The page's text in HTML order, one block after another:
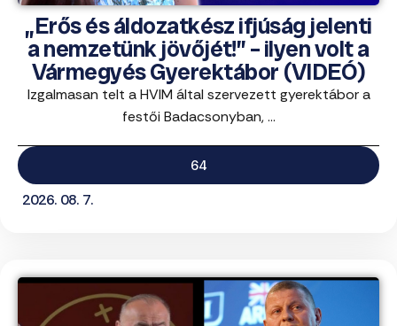
„Erős és áldozatkész ifjúság jelenti
a nemzetünk jövőjét!” – ilyen volt a
Vármegyés Gyerektábor (VIDEÓ)
Izgalmasan telt a HVIM által szervezett gyerektábor a
festői Badacsonyban, ...
64
2026. 08. 7.